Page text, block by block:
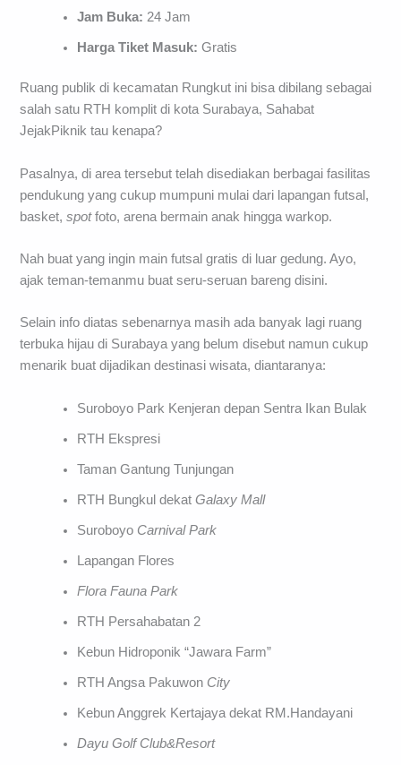
Jam Buka: 24 Jam
Harga Tiket Masuk: Gratis
Ruang publik di kecamatan Rungkut ini bisa dibilang sebagai
salah satu RTH komplit di kota Surabaya, Sahabat
JejakPiknik tau kenapa?
Pasalnya, di area tersebut telah disediakan berbagai fasilitas
pendukung yang cukup mumpuni mulai dari lapangan futsal,
basket,spotfoto, arena bermain anak hingga warkop.
Nah buat yang ingin main futsal gratis di luar gedung. Ayo,
ajak teman-temanmu buat seru-seruan bareng disini.
Selain info diatas sebenarnya masih ada banyak lagi ruang
terbuka hijau di Surabaya yang belum disebut namun cukup
menarik buat dijadikan destinasi wisata, diantaranya:
Suroboyo Park Kenjeran depan Sentra Ikan Bulak
RTH Ekspresi
Taman Gantung Tunjungan
RTH Bungkul dekatGalaxy Mall
Suroboyo Carnival Park
Lapangan Flores
Flora Fauna Park
RTH Persahabatan 2
Kebun Hidroponik “Jawara Farm”
RTH Angsa Pakuwon City
Kebun Anggrek Kertajaya dekat RM.Handayani
Dayu Golf Club&Resort